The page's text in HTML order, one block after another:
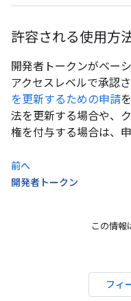
許容される使用方
開発者トークンがベー
アクセスレベルで承認
を更新するための申請
法を更新する場合や、
権を付与する場合は、
前へ
開発者トークン
この情報
フィ